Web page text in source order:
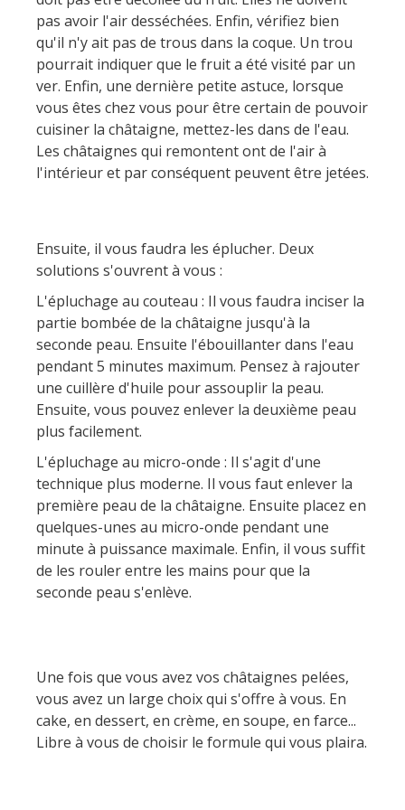
pas avoir l'air desséchées. Enfin, vérifiez bien
qu'il n'y ait pas de trous dans la coque. Un trou
pourrait indiquer que le fruit a été visité par un
ver. Enfin, une dernière petite astuce, lorsque
vous êtes chez vous pour être certain de pouvoir
cuisiner la châtaigne, mettez-les dans de l'eau.
Les châtaignes qui remontent ont de l'air à
l'intérieur et par conséquent peuvent être jetées.
Ensuite, il vous faudra les éplucher. Deux
solutions s'ouvrent à vous :
L'épluchage au couteau : Il vous faudra inciser la
partie bombée de la châtaigne jusqu'à la
seconde peau. Ensuite l'ébouillanter dans l'eau
pendant 5 minutes maximum. Pensez à rajouter
une cuillère d'huile pour assouplir la peau.
Ensuite, vous pouvez enlever la deuxième peau
plus facilement.
L'épluchage au micro-onde : Il s'agit d'une
technique plus moderne. Il vous faut enlever la
première peau de la châtaigne. Ensuite placez en
quelques-unes au micro-onde pendant une
minute à puissance maximale. Enfin, il vous suffit
de les rouler entre les mains pour que la
seconde peau s'enlève.
Une fois que vous avez vos châtaignes pelées,
vous avez un large choix qui s'offre à vous. En
cake, en dessert, en crème, en soupe, en farce...
Libre à vous de choisir le formule qui vous plaira.